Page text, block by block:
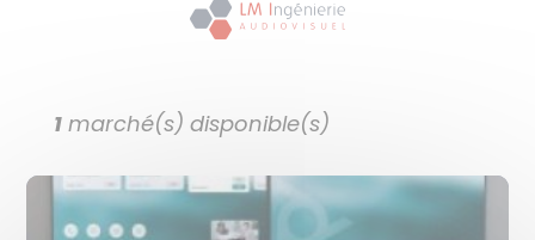
1marché(s) disponible(s)